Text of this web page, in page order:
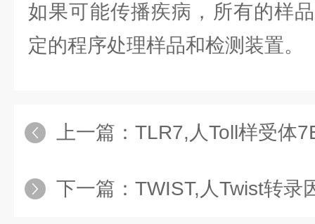
如果可能传播疾病，所有的样
定的程序处理样品和检测装置。
上一篇： TLR7,人Toll样受体
下一篇： TWIST,人Twist转录